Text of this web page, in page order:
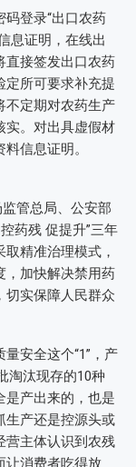
登录“出口农药
息证明，在线出
直接签发出口农药
定所可要求补充提
不定期对农药生产
实。对出具虚假材
信息证明。
管总局、公安部
药残 促提升”三年
精准治理模式，
，加快解决禁用药
切实保障人民群众
安全这个“1”，产
淘汰现存的10种
是产出来的，也是
生产还是控源头或
营主体认识到农残
让消费者吃得放